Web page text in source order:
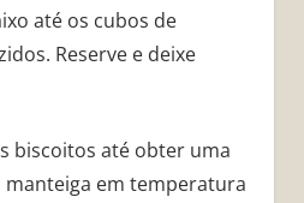
até os cubos de
Reserve e deixe
biscoitos até obter uma
manteiga em temperatura